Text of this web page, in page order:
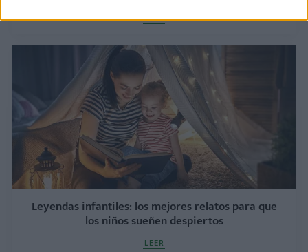
LEER
Leyendas infantiles: los mejores relatos para que
los niños sueñen despiertos
LEER